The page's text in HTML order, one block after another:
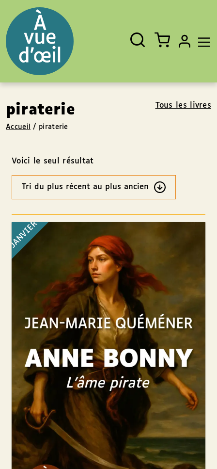
Fermer
Rechercher
un
livre,
un
auteur,
un
EAN
piraterie Tous les livres
Accueil / piraterie
Voici le seul résultat
Ordre
JANVIER